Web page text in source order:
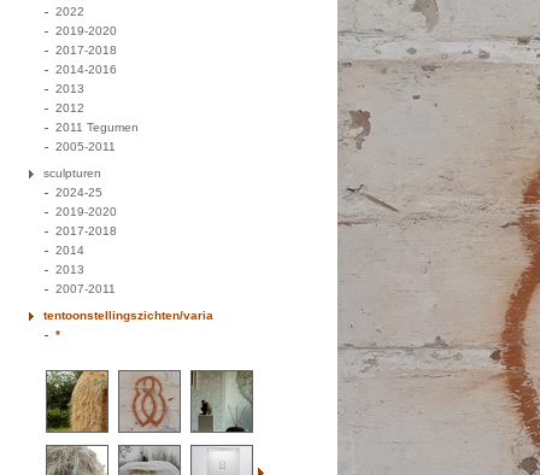
2022
2019-2020
2017-2018
2014-2016
2013
2012
2011 Tegumen
2005-2011
sculpturen
2024-25
2019-2020
2017-2018
2014
2013
2007-2011
tentoonstellingszichten/varia
*